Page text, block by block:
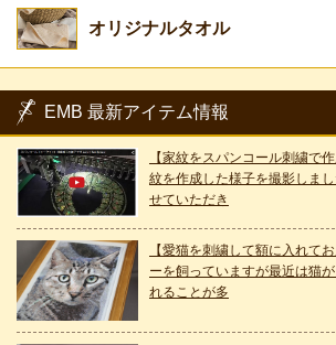
オリジナルタオル
EMB 最新アイテム情報
【家紋をスパンコール刺繍で
紋を作成した様子を撮影しま
せていただき
【愛猫を刺繍して額に入れて
ーを飼っていますが最近は猫
れることが多